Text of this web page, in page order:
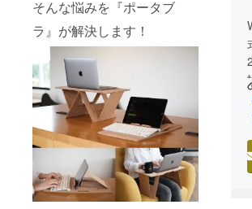
そんな悩みを『ポータブ
ラ』が解決します！